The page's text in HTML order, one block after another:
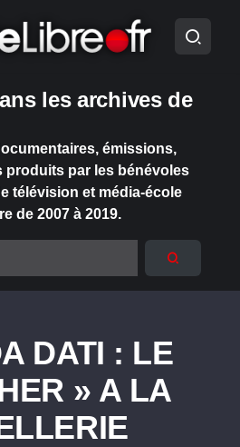
les archives de
émissions,
produits par les bénévoles
télévision et média-école
de 2007 à 2019.
DATI : LE
» A LA